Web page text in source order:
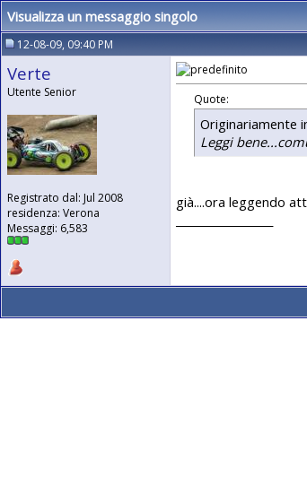
Visualizza un messaggio singolo
12-08-09, 09:40 PM
Verte
Utente Senior
Registrato dal: Jul 2008
residenza: Verona
Messaggi: 6,583
Quote:
Originariamente
Leggi
già....ora leggendo